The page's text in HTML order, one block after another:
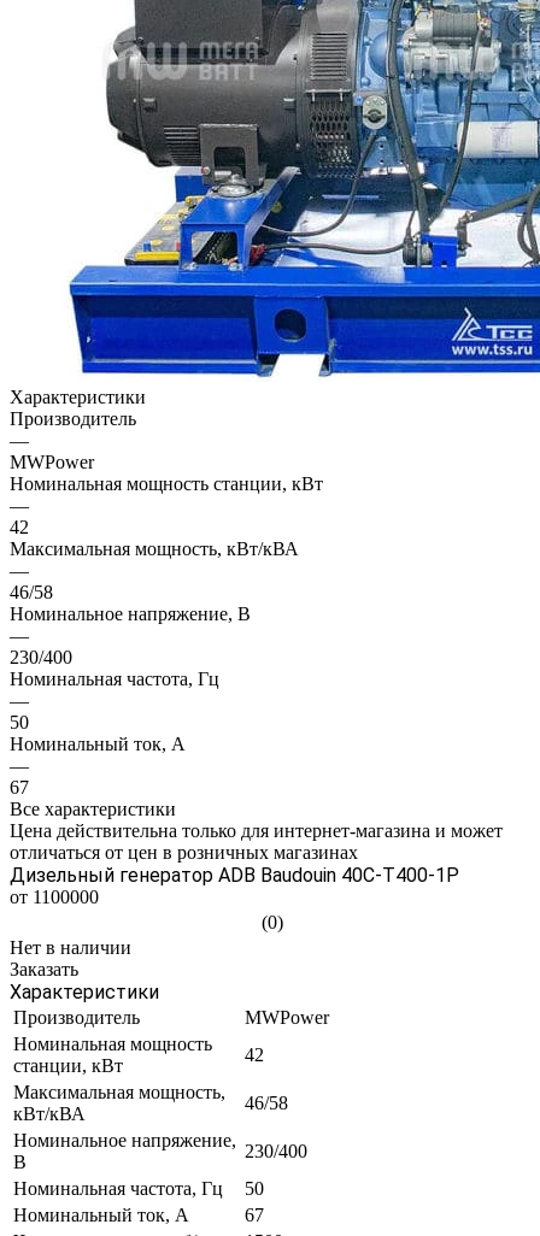
Характеристики
Производитель
—
MWPower
Номинальная мощность станции, кВт
—
42
Максимальная мощность, кВт/кВА
—
46/58
Номинальное напряжение, В
—
230/400
Номинальная частота, Гц
—
50
Номинальный ток, А
—
67
Все характеристики
Цена действительна только для интернет-магазина и может
отличаться от цен в розничных магазинах
Дизельный генератор ADB Baudouin 40С-Т400-1Р
от 1100000
(0)
Нет в наличии
Заказать
Характеристики
Производитель
MWPower
Номинальная мощность
станции, кВт
42
Максимальная мощность,
кВт/кВА
46/58
Номинальное напряжение,
В
230/400
Номинальная частота, Гц
50
Номинальный ток, А
67